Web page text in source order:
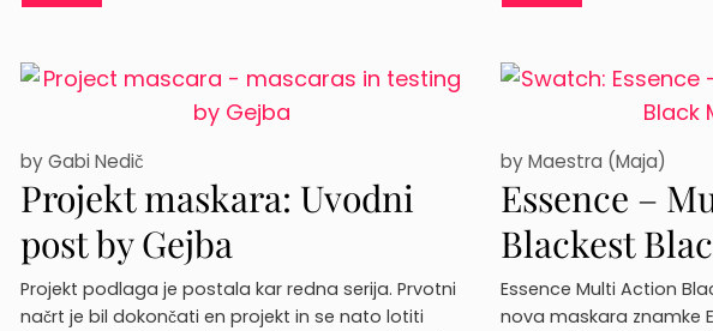
Projekt maskara: Uvodni
post by Gejba
byGabi Nedič
Projekt podlaga je postala kar redna serija. Prvotni
načrt je bil dokončati en projekt in se nato lotiti
Essence –
Blackest
(opis, ocena)
byMaestra (Maja)
Essence Multi Action
nova maskara znamke